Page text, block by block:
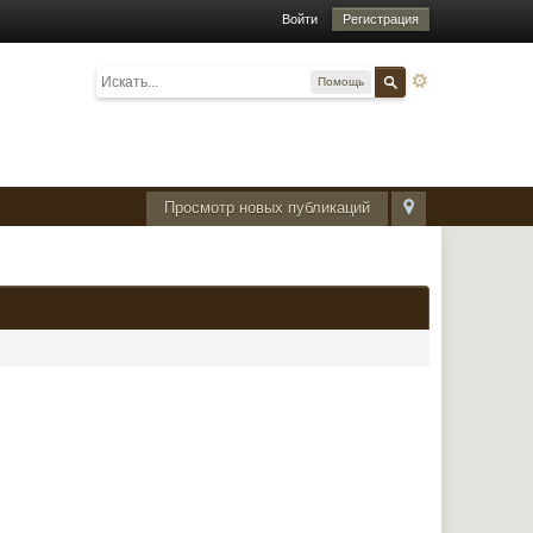
Войти Регистрация
Помощь
Просмотр новых публикаций